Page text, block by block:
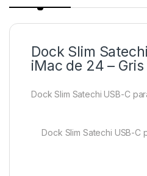
Dock Slim
iMac de 24 – Gris
Dock Slim Satechi USB-C
Dock Slim Satechi USB-C